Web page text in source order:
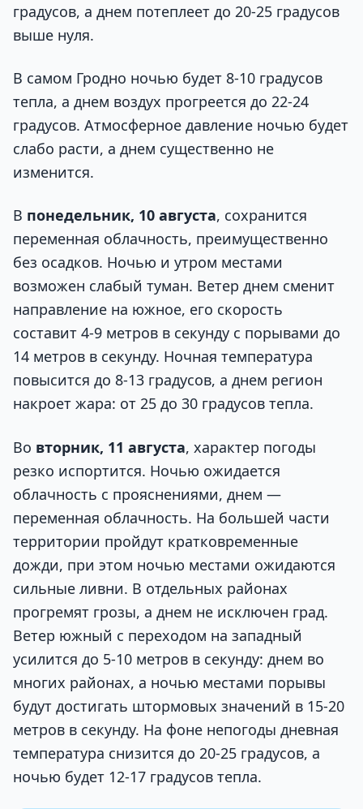
градусов, а днем потеплеет до 20-25 градусов
выше нуля.
В самом Гродно ночью будет 8-10 градусов
тепла, а днем воздух прогреется до 22-24
градусов. Атмосферное давление ночью будет
слабо расти, а днем существенно не
изменится.
В понедельник, 10 августа, сохранится
переменная облачность, преимущественно
без осадков. Ночью и утром местами
возможен слабый туман. Ветер днем сменит
направление на южное, его скорость
составит 4-9 метров в секунду с порывами до
14 метров в секунду. Ночная температура
повысится до 8-13 градусов, а днем регион
накроет жара: от 25 до 30 градусов тепла.
Во вторник, 11 августа, характер погоды
резко испортится. Ночью ожидается
облачность с прояснениями, днем —
переменная облачность. На большей части
территории пройдут кратковременные
дожди, при этом ночью местами ожидаются
сильные ливни. В отдельных районах
прогремят грозы, а днем не исключен град.
Ветер южный с переходом на западный
усилится до 5-10 метров в секунду: днем во
многих районах, а ночью местами порывы
будут достигать штормовых значений в 15-20
метров в секунду. На фоне непогоды дневная
температура снизится до 20-25 градусов, а
ночью будет 12-17 градусов тепла.